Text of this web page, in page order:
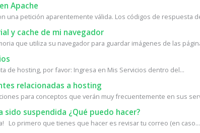
Apache
una petición aparentemente válida. Los códigos de respuesta
y cache de mi navegador
que utiliza su navegador para guardar imágenes de las
de hosting, por favor: Ingresa en Mis Servicios dentro del...
relacionadas a hosting
para conceptos que verán muy frecuentemente en sus
sido suspendida ¿Qué puedo hacer?
Lo primero que tienes que hacer es revisar tu correo (en caso...